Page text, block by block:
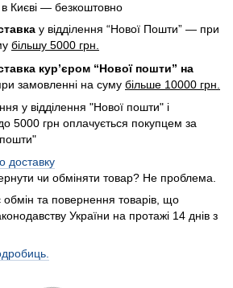
Києві — безкоштовно
у відділення “Нової Пошти” — при
більшу 5000 грн.
кур’єром “Нової пошти” на
замовленні на суму більше 10000 грн.
у відділення "Нової пошти" і
5000 грн оплачується покупцем за
доставку
чи обміняти товар? Не проблема.
обмін та повернення товарів, що
України на протажі 14 днів з